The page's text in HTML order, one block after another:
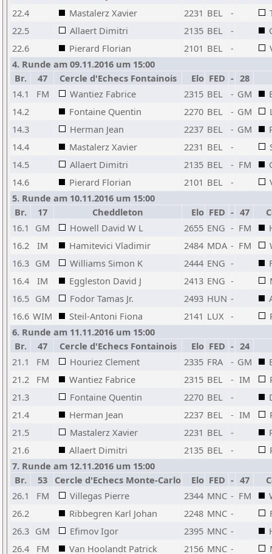
22.4
Mastalerz Xavier 2231 BEL -
22.5
Allaert Dimitri 2135 BEL -
22.6
Pierard Florian 2101 BEL -
4. Runde am 09.11.2016 um 15:00
Br.
47 Cercle d'Echecs Fontainois Elo FED - 28
14.1
FM Wantiez Fabrice 2315 BEL - GM
14.2
Fontaine Quentin 2270 BEL - GM
14.3
Herman Jean 2237 BEL - GM
14.4
Mastalerz Xavier 2231 BEL -
14.5
Allaert Dimitri 2135 BEL - FM
14.6
Pierard Florian 2101 BEL -
5. Runde am 10.11.2016 um 15:00
Br.
17 Cheddleton Elo FED - 47
16.1
GM Howell David W L 2655 ENG - FM
16.2
IM Hamitevici Vladimir 2484 MDA - FM
16.3 GM Williams Simon K 2444 ENG -
16.4
IM Eggleston David J 2413 ENG -
16.5 GM Fodor Tamas Jr. 2493 HUN -
16.6 WIM Steil-Antoni Fiona 2141 LUX -
6. Runde am 11.11.2016 um 15:00
Br.
47 Cercle d'Echecs Fontainois Elo FED - 24
21.1
FM Houriez Clement 2335 FRA - GM
21.2
FM Wantiez Fabrice 2315 BEL - IM
21.3
Fontaine Quentin 2270 BEL -
21.4
Herman Jean 2237 BEL - IM
21.5
Mastalerz Xavier 2231 BEL -
21.6
Allaert Dimitri 2135 BEL -
7. Runde am 12.11.2016 um 15:00
Br.
53 Cercle d'Echecs Monte-Carlo Elo FED - 47
26.1
FM Villegas Pierre 2344 MNC - FM
26.2
Ribbegren Karl Johan 2248 MNC -
26.3 GM Efimov Igor 2395 MNC -
26.4
FM Van Hoolandt Patrick 2156 MNC -